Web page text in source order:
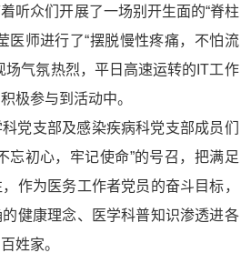
听众们开展了一场别开生面的“脊柱
医师进行了“摆脱慢性疼痛，不怕流
场气氛热烈，平日高速运转的IT工作
极参与到活动中。
党支部及感染疾病科党支部成员们
忘初心，牢记使命”的号召，把满足
作为医务工作者党员的奋斗目标，
健康理念、医学科普知识渗透进各
姓家。